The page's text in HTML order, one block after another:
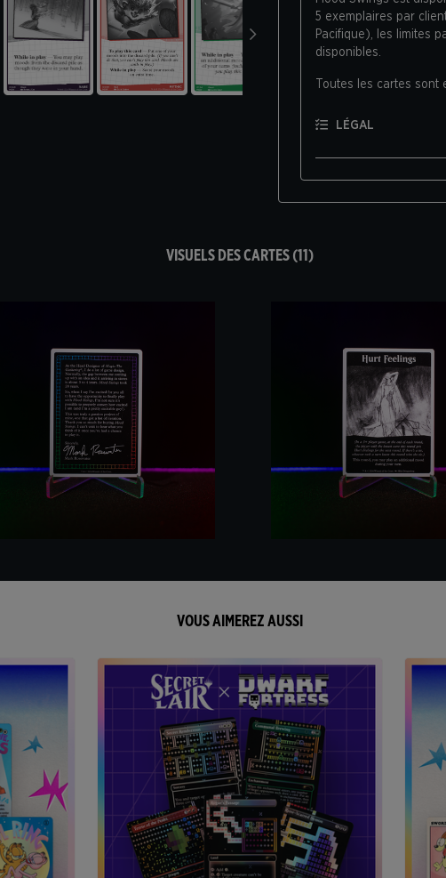
5 exemplaires par
Pacifique), les limites
disponibles.
Toutes les cartes
LÉGAL
VISUELS DES CARTES (11)
VOUS AIMEREZ AUSSI